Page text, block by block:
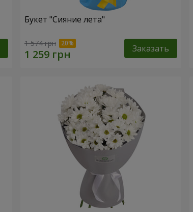
Букет "Сияние лета"
1 574 грн Заказать